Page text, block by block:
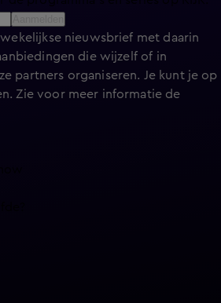
nieuwsbrief met daarin
die wijzelf of in
partners organiseren. Je kunt je op
Zie voor meer informatie de